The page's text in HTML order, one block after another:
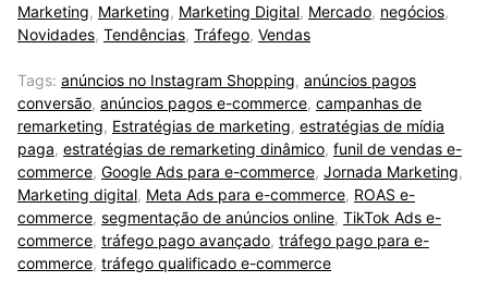
Marketing, Marketing, Marketing Digital, Mercado, negócios,
Novidades, Tendências, Tráfego, Vendas
Tags: anúncios no Instagram Shopping, anúncios pagos
conversão, anúncios pagos e-commerce, campanhas de
remarketing, Estratégias de marketing, estratégias de mídia
paga, estratégias de remarketing dinâmico, funil de vendas e-
commerce, Google Ads para e-commerce, Jornada Marketing,
Marketing digital, Meta Ads para e-commerce, ROAS e-
commerce, segmentação de anúncios online, TikTok Ads e-
commerce, tráfego pago avançado, tráfego pago para e-
commerce, tráfego qualificado e-commerce